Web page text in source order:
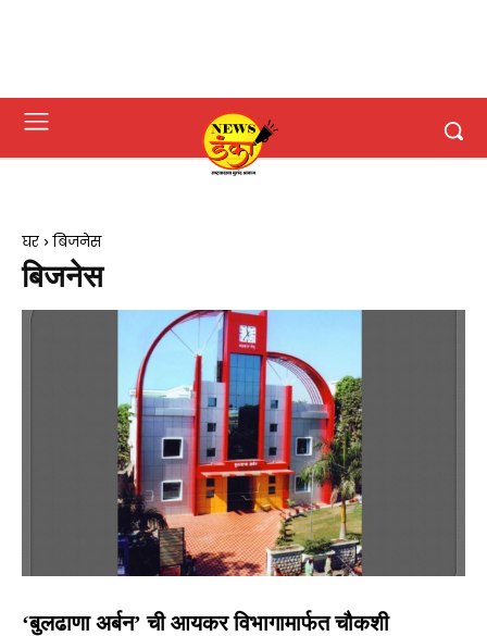
घर बिजनेस
बिजनेस
‘बुलढाणा अर्बन’ ची आयकर विभागामार्फत चौकशी